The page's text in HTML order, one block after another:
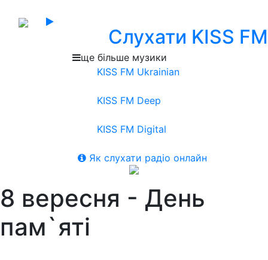
Слухати KISS FM
ще більше музики
KISS FM Ukrainian
KISS FM Deep
KISS FM Digital
Як слухати радіо онлайн
8 вересня - День
пам`яті